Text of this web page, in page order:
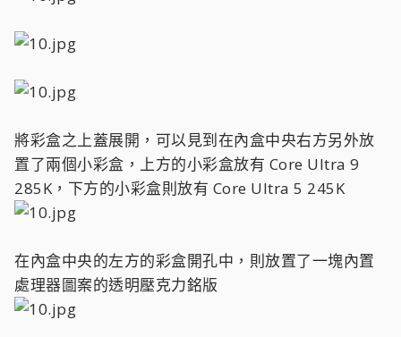
將彩盒之上蓋展開，可以見到在內盒中央右方另外放
置了兩個小彩盒，上方的小彩盒放有 Core Ultra 9
285K，下方的小彩盒則放有 Core Ultra 5 245K
在內盒中央的左方的彩盒開孔中，則放置了一塊內置
處理器圖案的透明壓克力銘版